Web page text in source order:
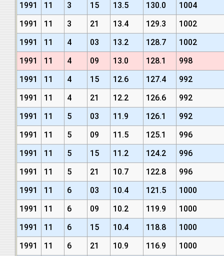
1991
11 3 15 13.5 130.0
1004
1991
11 3 21 13.4 129.3
1002
1991
11 4 03 13.2 128.7
1002
1991
11 4 09 13.0 128.1
998
1991
11 4 15 12.6 127.4
992
1991
11 4 21 12.2 126.6
992
1991
11 5 03 11.9 126.1
992
1991
11 5 09 11.5 125.1
996
1991
11 5 15 11.2 124.2
996
1991
11 5 21 10.7 122.8
996
1991
11 6 03 10.4 121.5
1000
1991
11 6 09 10.2 119.9
1000
1991
11 6 15 10.4 118.8
1000
1991
11 6 21 10.9 116.9
1000